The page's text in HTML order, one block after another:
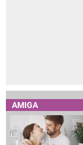
AMIGA